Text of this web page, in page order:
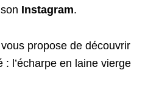
Instagram.
propose de découvrir
: l’écharpe en laine vierge